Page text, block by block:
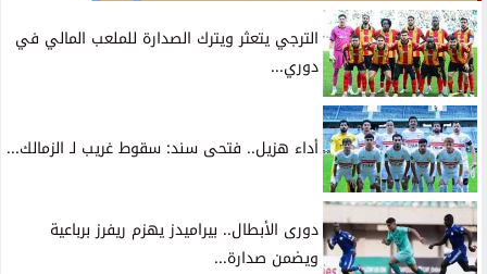
الترجي يتعثر ويترك الصدارة للملعب المالي في
دوري...
أداء هزيل.. فتحى سند: سقوط غريب لـ الزمالك...
دورى الأبطال.. بيراميدز يهزم ريفرز برباعية
ويضمن صدارة...